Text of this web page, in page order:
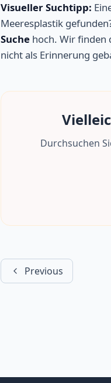
Visueller Suchtipp:
Meeresplastik
Suche hoch. Wir finden
nicht als Erinnerung
Durchsuchen
Previous